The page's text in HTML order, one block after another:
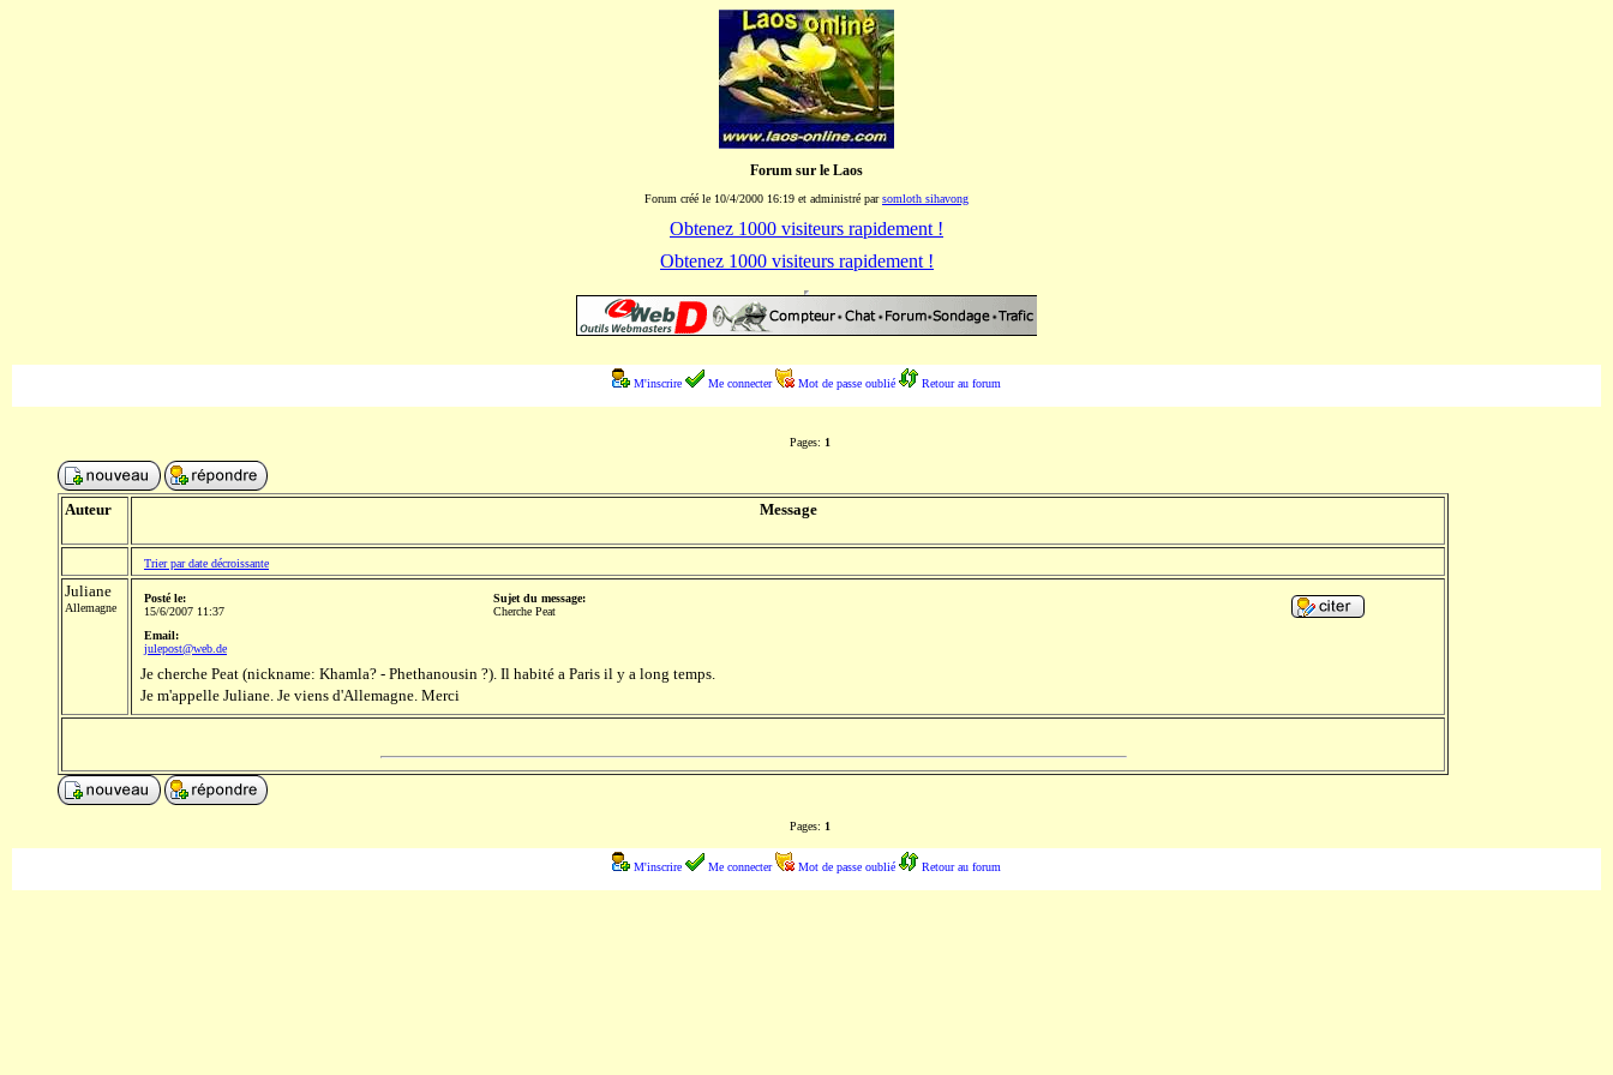
Forum sur le Laos
Forum créé le 10/4/2000 16:19 et administré parsomloth sihavong
Obtenez 1000 visiteurs rapidement !
Obtenez 1000 visiteurs rapidement !
M'inscrire Me connecter Mot de passe oublié Retour au forum
Pages: 1
Auteur Message
Trier par date décroissante
Juliane
Allemagne
Posté le:
15/6/2007 11:37
Sujet du message:
Cherche Peat
Email:
julepost@web.de
Je cherche Peat (nickname: Khamla? - Phethanousin ?). Il habité a Paris il y a long temps.
Je m'appelle Juliane. Je viens d'Allemagne. Merci
Pages: 1
M'inscrire Me connecter Mot de passe oublié Retour au forum